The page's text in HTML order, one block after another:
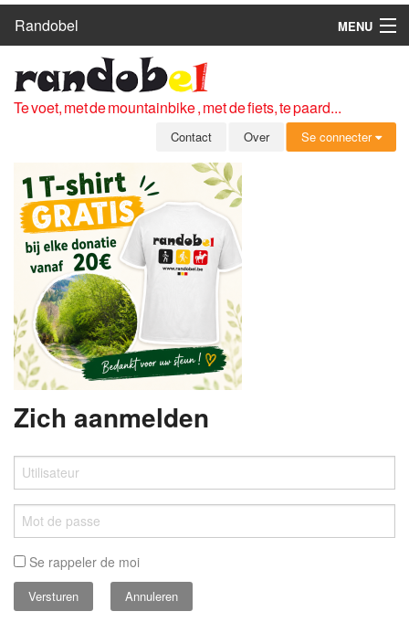
Randobel
MENU
ROUTES
CLUBS
OVER
LEDEN
ZICH AANMELDEN
GRATIS REGISTRATIE
WACHTWOORD VERGETEN
Te voet, met de mountainbike , met de fiets, te paard...
Contact Over Se connecter
Zich aanmelden
Se rappeler de moi
Annuleren